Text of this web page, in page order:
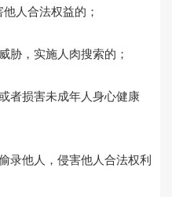
人合法权益的；
胁，实施人肉搜索的；
者损害未成年人身心健康
录他人，侵害他人合法权利